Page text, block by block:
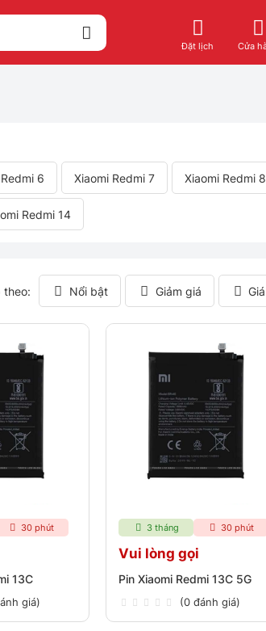
Đặt lịch Cửa
6 Xiaomi Redmi 7 Xiaomi Redmi 8
Redmi 14
theo: Nổi bật Giảm giá
30 phút
13C
giá)
3 tháng 30 phút
Vui lòng gọi
Pin Xiaomi Redmi 13C 5G
(0 đánh giá)